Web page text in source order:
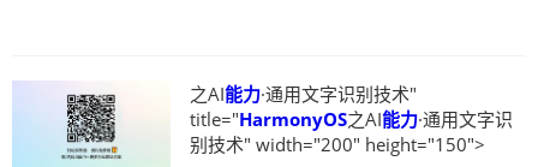
之AI能力·通用文字识别技术"
title="HarmonyOS之AI能力·通用文字识
别技术" width="200" height="150">